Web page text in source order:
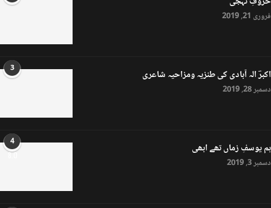
فروری 21, 2019
3 اکبرؔ الہ آبادی کی طنزیہ ومزاحیہ شاعری
دسمبر 28, 2019
4
8.0 ہم یوسفِ زماں تھے ابھی
دسمبر 3, 2019